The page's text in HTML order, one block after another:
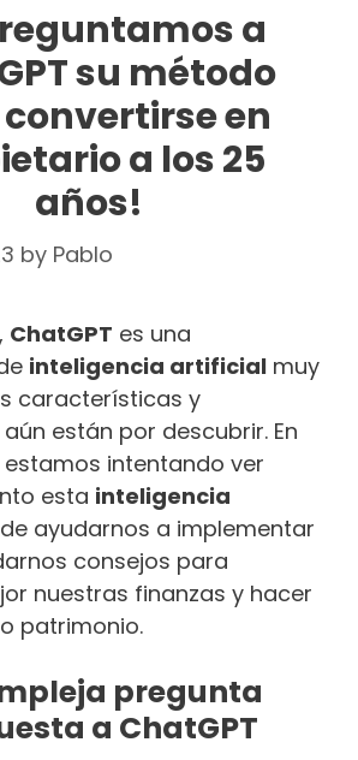
a
su método
en
a los 25
años!
by Pablo
ChatGPT es una
inteligencia artificial muy
características y
están por descubrir. En
estamos intentando ver
esta inteligencia
ayudarnos a implementar
consejos para
nuestras finanzas y hacer
patrimonio.
pregunta
a ChatGPT